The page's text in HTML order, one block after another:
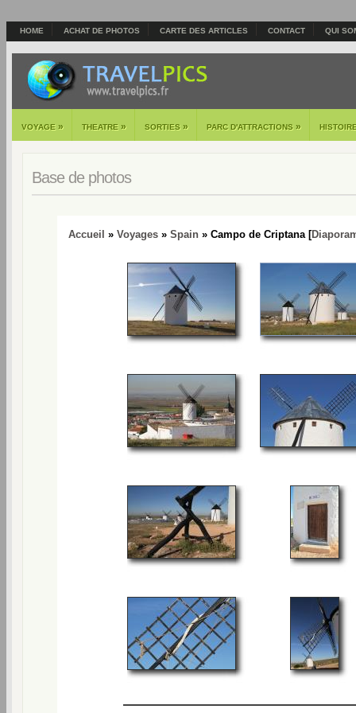
HOME ACHAT DE PHOTOS CARTE DES ARTICLES CONTACT QUI
VOYAGE » THEATRE » SORTIES » PARC D'ATTRACTIONS »
Base de photos
Accueil » Voyages » Spain » Campo de Criptana [